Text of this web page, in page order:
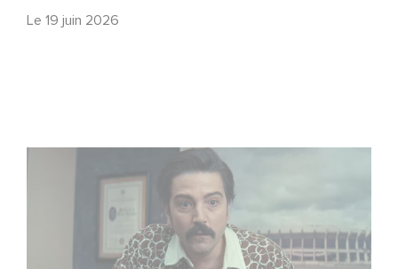
Le 19 juin 2026
Mexico 86, est à retrouver dès maintenant sur Netflix